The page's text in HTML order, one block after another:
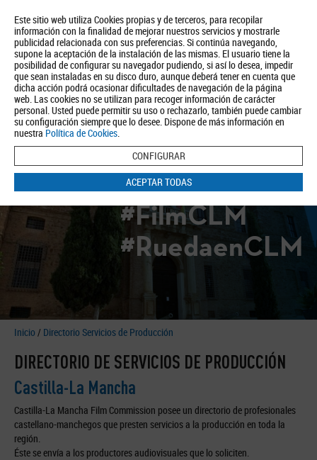
Este sitio web utiliza Cookies propias y de terceros, para recopilar
información con la finalidad de mejorar nuestros servicios y mostrarle
publicidad relacionada con sus preferencias. Si continúa navegando,
supone la aceptación de la instalación de las mismas. El usuario tiene la
posibilidad de configurar su navegador pudiendo, si así lo desea, impedir
que sean instaladas en su disco duro, aunque deberá tener en cuenta que
dicha acción podrá ocasionar dificultades de navegación de la página
web. Las cookies no se utilizan para recoger información de carácter
personal. Usted puede permitir su uso o rechazarlo, también puede cambiar
su configuración siempre que lo desee. Dispone de más información en
nuestra Política de Cookies.
CONFIGURAR
ACEPTAR TODAS
Quiénes somos Turismo Política de Privacidad Aviso Legal
Política de Cookies
BUSCAR
#FilmCLM
#RuedaenCLM
Inicio / Directorio Servicios de Producción
DIRECTORIO DE SERVICIOS DE PRODUCCIÓN
Castilla-La Mancha
Castilla-La Mancha Film Commission posee un directorio de profesionales
castellano-manchegos que presten servicios a la producción en toda la
región.
Éste se envía a los productores audiovisuales que lo soliciten.